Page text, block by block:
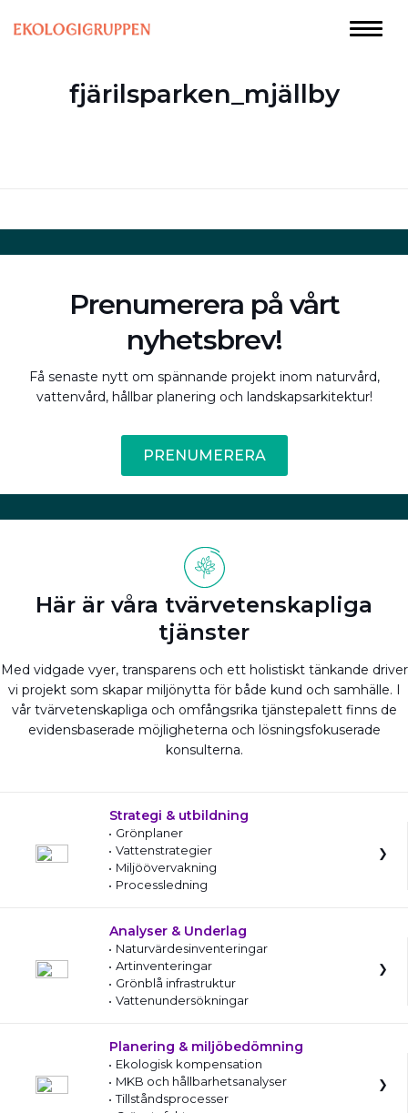
fjärilsparken_mjällby
Prenumerera på vårt
nyhetsbrev!
Få senaste nytt om spännande projekt inom naturvård,
vattenvård, hållbar planering och landskapsarkitektur!
PRENUMERERA
Här är våra tvärvetenskapliga
tjänster
Med vidgade vyer, transparens och ett holistiskt tänkande driver
vi projekt som skapar miljönytta för både kund och samhälle. I
vår tvärvetenskapliga och omfångsrika tjänstepalett finns de
evidensbaserade möjligheterna och lösningsfokuserade
konsulterna.
Strategi & utbildning
Grönplaner
Vattenstrategier
Miljöövervakning
Processledning
Analyser & Underlag
Naturvärdesinventeringar
Artinventeringar
Grönblå infrastruktur
Vattenundersökningar
Planering & miljöbedömning
Ekologisk kompensation
MKB och hållbarhetsanalyser
Tillståndsprocesser